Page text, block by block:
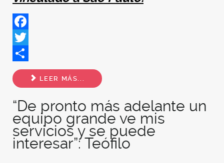
Facebook
Twitter
Share
LEER MÁS...
“De pronto más adelante un
equipo grande ve mis
servicios y se puede
interesar”: Teófilo